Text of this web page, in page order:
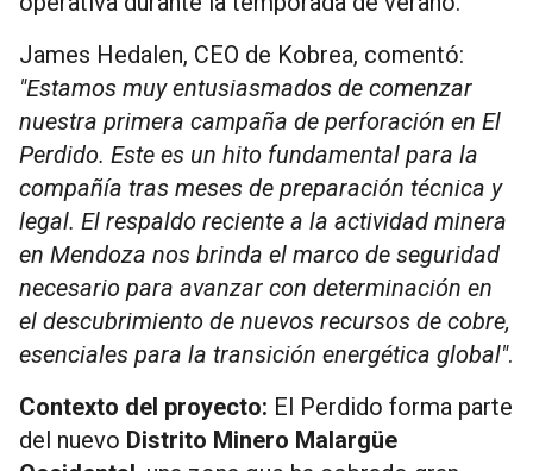
James Hedalen, CEO de Kobrea, comentó:
"Estamos muy entusiasmados de comenzar
nuestra primera campaña de perforación en El
Perdido. Este es un hito fundamental para la
compañía tras meses de preparación técnica y
legal. El respaldo reciente a la actividad minera
en Mendoza nos brinda el marco de seguridad
necesario para avanzar con determinación en
el descubrimiento de nuevos recursos de cobre,
esenciales para la transición energética global".
Contexto del proyecto: El Perdido forma parte
del nuevo Distrito Minero Malargüe